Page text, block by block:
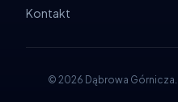
Kontakt
© 2026 Dąbrowa Górnicza.